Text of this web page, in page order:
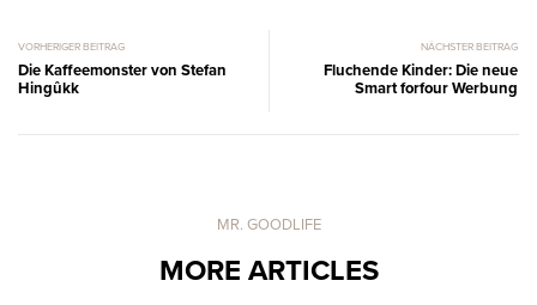
VORHERIGER BEITRAG
Die Kaffeemonster von Stefan
Hingûkk
NÄCHSTER BEITRAG
Fluchende Kinder: Die neue
Smart forfour Werbung
MR. GOODLIFE
MORE ARTICLES